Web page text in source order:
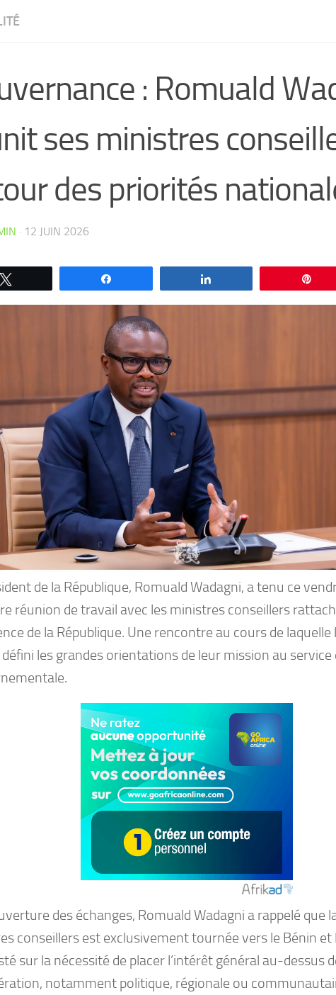
: Romuald
ses ministres
des priorités
· 12 JUIN 2026
de la République, Romuald Wadagni, a tenu ce
réunion de travail avec les ministres conseillers
de la République. Une rencontre au cours de laquelle
défini les grandes orientations de leur mission au service
des échanges, Romuald Wadagni a rappelé que
conseillers est exclusivement tournée vers le Bénin et
sur la nécessité de placer l’intérêt général au-dessus
notamment politique, régionale ou